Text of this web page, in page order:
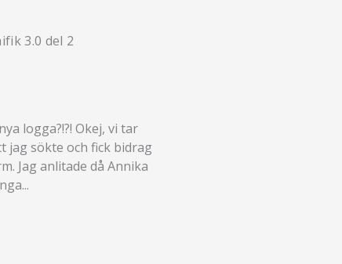
3.0 del 2
logga?!?! Okej, vi tar
jag sökte och fick bidrag
Jag anlitade då Annika